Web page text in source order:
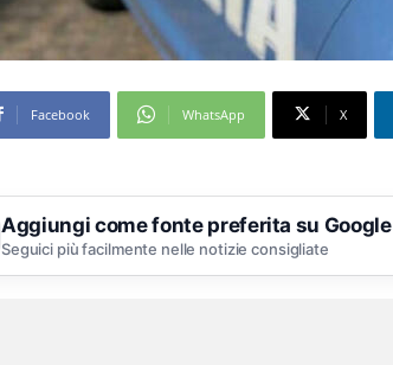
Facebook WhatsApp X
Aggiungi come fonte preferita su Google
Seguici più facilmente nelle notizie consigliate